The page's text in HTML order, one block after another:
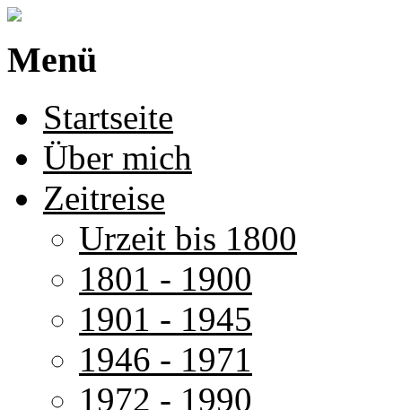
Menü
Startseite
Über mich
Zeitreise
Urzeit bis 1800
1801 - 1900
1901 - 1945
1946 - 1971
1972 - 1990